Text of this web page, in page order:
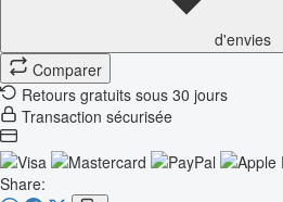
d'envies
Comparer
Retours gratuits sous 30 jours
Transaction sécurisée
Share: